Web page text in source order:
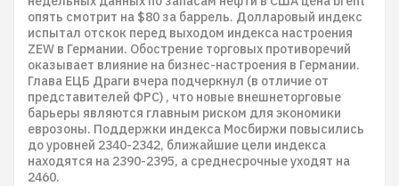
опять смотрит на $80 за баррель. Долларовый индекс
испытал отскок перед выходом индекса настроения
ZEW в Германии. Обострение торговых противоречий
оказывает влияние на бизнес-настроения в Германии.
Глава ЕЦБ Драги вчера подчеркнул (в отличие от
представителей ФРС) , что новые внешнеторговые
барьеры являются главным риском для экономики
еврозоны. Поддержки индекса Мосбиржи повысились
до уровней 2340-2342, ближайшие цели индекса
находятся на 2390-2395, а среднесрочные уходят на
2460.